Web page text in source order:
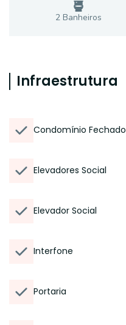
2 Banheiros
Infraestrutura
Condomínio Fechado
Elevadores Social
Elevador Social
Interfone
Portaria